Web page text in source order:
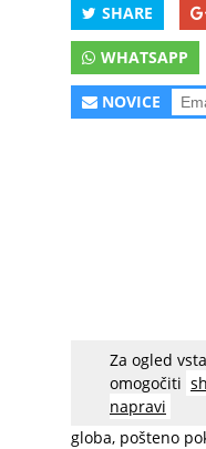
SHARE
WHATSAPP
NOVICE
Za ogled
omogočiti
napravi
Ta Avstralec je
osebno.
zaposlenim na
globa, pošteno